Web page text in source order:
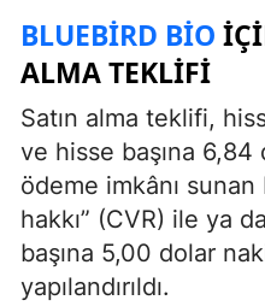
BLUEBIRD BIO
ALMA TEKLIFI
Satın alma teklifi,
ve hisse başına
ödeme imkânı
hakkı” (CVR) ile ya
başına 5,00 dolar
yapılandırıldı.